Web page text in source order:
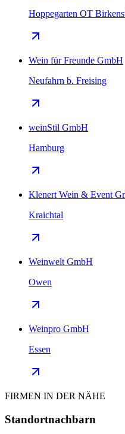
Hoppegarten OT
Wein für Freunde GmbH
Neufahrn b. Freising
weinStil GmbH
Hamburg
Klenert Wein & Event
Kraichtal
Weinwelt GmbH
Owen
Weinpro GmbH
Essen
FIRMEN IN DER NÄHE
Standortnachbarn